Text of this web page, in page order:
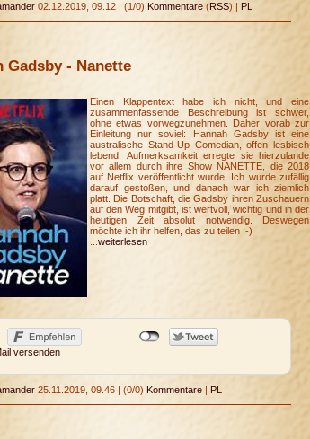
02.12.2019, 09.12 | (1/0) Kommentare (RSS) | PL
Gadsby - Nanette
Einen Klappentext habe ich nicht, und eine
zusammenfassende Beschreibung ist schwer,
ohne etwas vorwegzunehmen. Daher vorab zur
Einleitung nur soviel: Hannah Gadsby ist eine
australische Stand-Up Comedian, offen lesbisch
lebend. Aufmerksamkeit erregte sie hierzulande
vor allem durch ihre Show NANETTE, die 2018
auf Netflix veröffentlicht wurde. Ich wurde zufällig
darauf gestoßen, und danach war ich ziemlich
platt. Die Botschaft, die Gadsby ihren Zuschauern
auf den Weg mitgibt, ist wertvoll, wichtig und in der
heutigen Zeit absolut notwendig. Deswegen
möchte ich ihr helfen, das zu teilen :-)
weiterlesen
versenden
25.11.2019, 09.46 | (0/0) Kommentare | PL